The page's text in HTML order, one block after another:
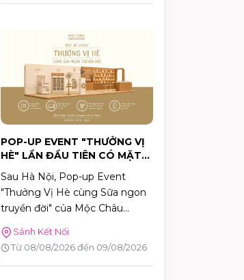
POP-UP EVENT "THƯỞNG VỊ
HÈ" LẦN ĐẦU TIÊN CÓ MẶT
TÂN PHÚ CELADON
Sau Hà Nội, Pop-up Event
"Thưởng Vị Hè cùng Sữa ngon
truyền đời" của Mộc Châu
Creamery chính thức dừng
chân tại TP.HCM. Trong hai
ngày 08–09/08/2026, khách
Sảnh Kết Nối
Từ 08/08/2026 đến 09/08/2026